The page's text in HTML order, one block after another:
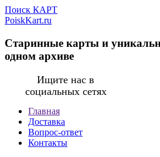
Поиск КАРТ
PoiskKart.ru
Старинные карты и
одном архиве
Ищите нас в
социальных сетях
Главная
Доставка
Вопрос-ответ
Контакты